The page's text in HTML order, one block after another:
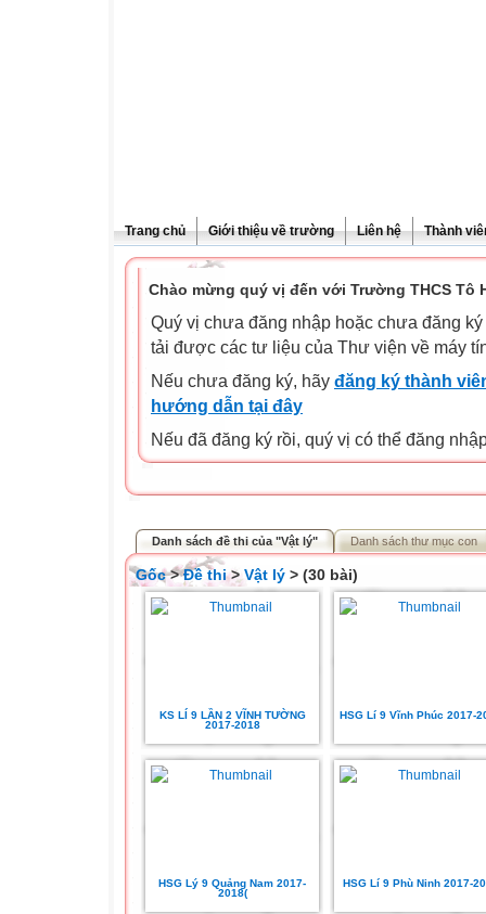
Trang chủ Giới thiệu về trường Liên hệ Thành
Chào mừng quý vị đến với Trường THCS Tô
Quý vị chưa đăng nhập hoặc chưa đăng
tải được các tư liệu của Thư viện về máy
Nếu chưa đăng ký, hãy đăng ký thành
hướng dẫn tại đây
Nếu đã đăng ký rồi, quý vị có thể đăng
Danh sách đề thi của "Vật lý" Danh sách thư mục con
Gốc>Đề thi> Vật lý > (30 bài)
KS LÍ 9 LẦN 2 VĨNH TƯỜNG
2017-2018
HSG Lí 9 Vĩnh Phúc 2017-
HSG Lý 9 Quảng Nam 2017-
2018(
HSG Lí 9 Phù Ninh 2017-